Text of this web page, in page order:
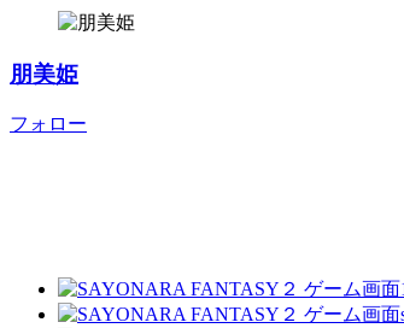
朋美姫
フォロー